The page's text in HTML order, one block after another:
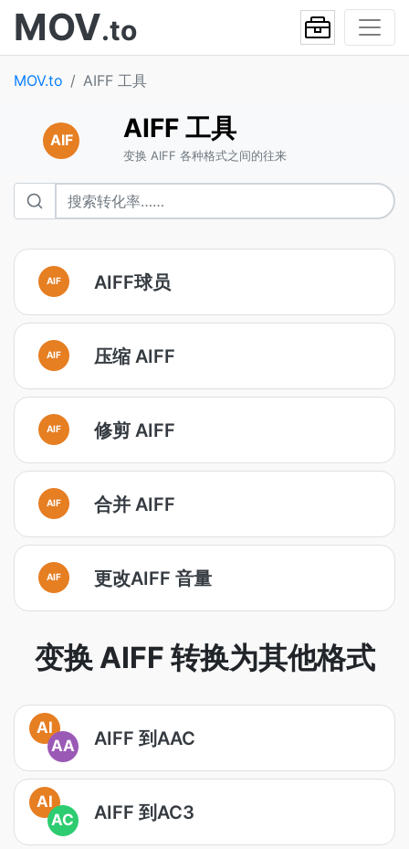
MOV.to
MOV.to AIFF 工具
AIF AIFF 工具
变换 AIFF 各种格式之间的往来
AIF AIFF球员
AIF 压缩 AIFF
AIF 修剪 AIFF
AIF 合并 AIFF
AIF 更改AIFF 音量
变换 AIFF 转换为其他格式
AI
AA
AIFF 到AAC
AI
AC
AIFF 到AC3